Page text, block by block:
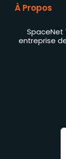
À Propos
SpaceNet
entreprise